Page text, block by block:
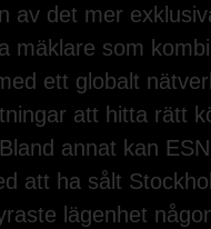
av det mer
mäklare som
ett globalt
att hitta rätt
annat kan
att ha sålt
lägenhet